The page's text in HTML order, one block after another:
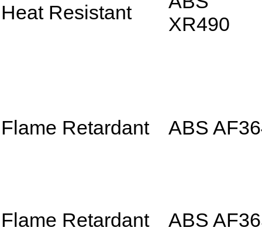
Heat Resistant
XR490
Flame Retardant ABS
Flame Retardant ABS